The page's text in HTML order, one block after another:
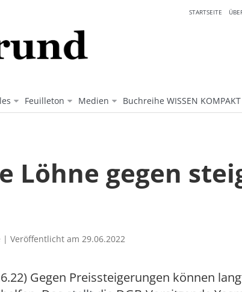
Feuilleton Medien Buchreihe WISSEN KOMPAKT
STARTSEITE
Löhne gegen
Veröffentlicht am 29.06.2022
Gegen Preissteigerungen können